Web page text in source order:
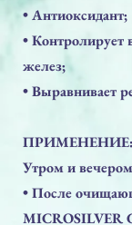
• Антиоксидант;
• Контролирует
желез;
• Выравнивает
ПРИМЕНЕНИЕ:
Утром и
• После
MICROSILVER